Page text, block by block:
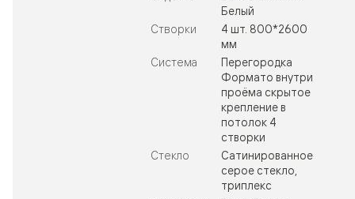
Белый
Створки
4 шт. 800*2600
мм
Система
Перегородка
Формато внутри
проёма скрытое
крепление в
потолок 4
створки
Стекло
Сатинированное
серое стекло,
триплекс